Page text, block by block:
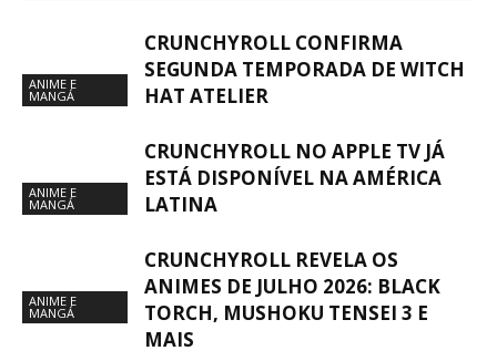
ANIME E
MANGÁ
CRUNCHYROLL CONFIRMA
SEGUNDA TEMPORADA DE WITCH
HAT ATELIER
ANIME E
MANGÁ
CRUNCHYROLL NO APPLE TV JÁ
ESTÁ DISPONÍVEL NA AMÉRICA
LATINA
ANIME E
MANGÁ
CRUNCHYROLL REVELA OS
ANIMES DE JULHO 2026: BLACK
TORCH, MUSHOKU TENSEI 3 E
MAIS